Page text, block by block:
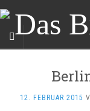
12. FEBRUAR 2015